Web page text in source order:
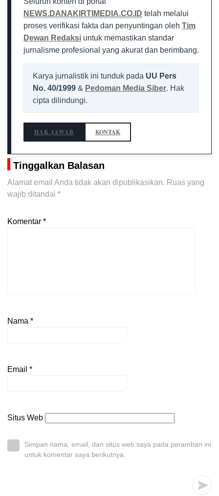
NEWS.DANAKIRTIMEDIA.CO.ID telah melalui
proses verifikasi fakta dan penyuntingan oleh Tim
Dewan Redaksi untuk memastikan standar
jurnalisme profesional yang akurat dan berimbang.
Karya jurnalistik ini tunduk pada UU Pers
No. 40/1999 & Pedoman Media Siber. Hak
cipta dilindungi.
HAK JAWAB KONTAK
Tinggalkan Balasan
Alamat email Anda tidak akan dipublikasikan. Ruas yang
wajib ditandai *
Komentar *
Nama *
Email *
Situs Web
Simpan nama, email, dan situs web saya pada peramban ini
untuk komentar saya berikutnya.